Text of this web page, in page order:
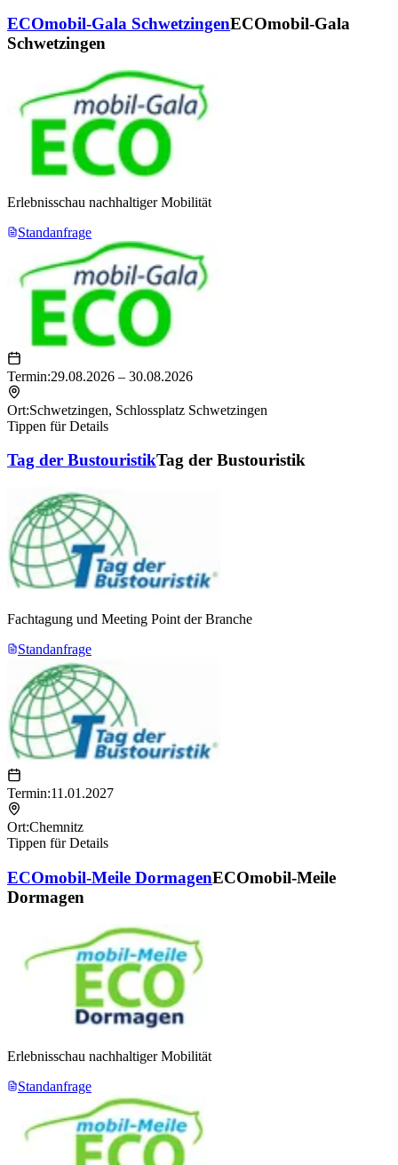
Seminare & Workshops – offen oder inhouse
Messe- & Eventplanung
Projektleitung & Moderation
Concours-Vorbereitungen
Personal-Coaching
Networking und strategische Partnervermittlung
Mit 4C Concept profitieren Sie von
Lösungen und strategischer Beratung
nach vorne bringen.
ECOmobil-Gala SchwetzingenECOmobil-Gala
Schwetzingen
Erlebnisschau nachhaltiger Mobilität
Standanfrage
Termin:29.08.2026 – 30.08.2026
Ort:Schwetzingen, Schlossplatz Schwetzingen
Tippen für Details
Tag der BustouristikTag der Bustouristik
Fachtagung und Meeting Point der Branche
Standanfrage
Termin:11.01.2027
Ort:Chemnitz
Tippen für Details
ECOmobil-Meile DormagenECOmobil-Meile
Dormagen
Erlebnisschau nachhaltiger Mobilität
Standanfrage